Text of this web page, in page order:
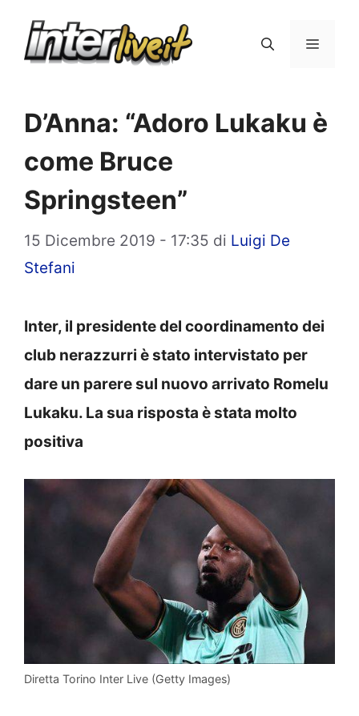
Menu
D’Anna: “Adoro Lukaku è
come Bruce
Springsteen”
15 Dicembre 2019 - 17:35 di Luigi De
Stefani
Inter, il presidente del coordinamento dei
club nerazzurri è stato intervistato per
dare un parere sul nuovo arrivato Romelu
Lukaku. La sua risposta è stata molto
positiva
Diretta Torino Inter Live (Getty Images)